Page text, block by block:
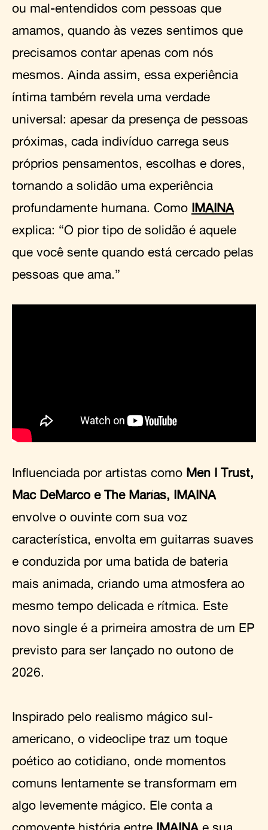
ou mal-entendidos com pessoas que
amamos, quando às vezes sentimos que
precisamos contar apenas com nós
mesmos. Ainda assim, essa experiência
íntima também revela uma verdade
universal: apesar da presença de pessoas
próximas, cada indivíduo carrega seus
próprios pensamentos, escolhas e dores,
tornando a solidão uma experiência
profundamente humana. Como IMAINA
explica: “O pior tipo de solidão é aquele
que você sente quando está cercado pelas
pessoas que ama.”
Influenciada por artistas como Men I Trust,
Mac DeMarco e The Marías, IMAINA
envolve o ouvinte com sua voz
característica, envolta em guitarras suaves
e conduzida por uma batida de bateria
mais animada, criando uma atmosfera ao
mesmo tempo delicada e rítmica. Este
novo single é a primeira amostra de um EP
previsto para ser lançado no outono de
2026.
Inspirado pelo realismo mágico sul-
americano, o videoclipe traz um toque
poético ao cotidiano, onde momentos
comuns lentamente se transformam em
algo levemente mágico. Ele conta a
comovente história entre IMAINA e sua